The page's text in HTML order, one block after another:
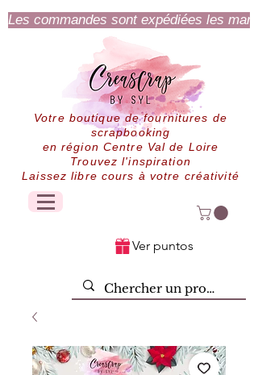
Les commandes sont expédiées les
Votre boutique de fournitures de
scrapbooking
en région Centre Val de Loire
Trouvez l'inspiration
Laissez libre cours à votre créativité
Ver puntos